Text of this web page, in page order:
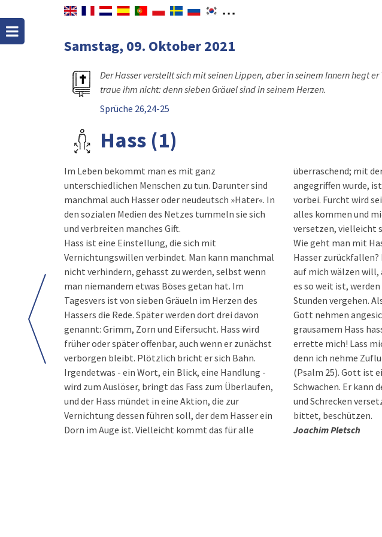
Samstag, 09. Oktober 2021
Der Hasser verstellt sich mit seinen Lippen, aber in seinem Innern hegt
traue ihm nicht: denn sieben Gräuel sind in seinem Herzen.
Sprüche 26,24-25
Hass (1)
Im Leben bekommt man es mit ganz
unterschiedlichen Menschen zu tun. Darunter sind
manchmal auch Hasser oder neudeutsch »Hater«. In
den sozialen Medien des Netzes tummeln sie sich
und verbreiten manches Gift.
Hass ist eine Einstellung, die sich mit
Vernichtungswillen verbindet. Man kann manchmal
nicht verhindern, gehasst zu werden, selbst wenn
man niemandem etwas Böses getan hat. Im
Tagesvers ist von sieben Gräueln im Herzen des
Hassers die Rede. Später werden dort drei davon
genannt: Grimm, Zorn und Eifersucht. Hass wird
früher oder später offenbar, auch wenn er zunächst
verborgen bleibt. Plötzlich bricht er sich Bahn.
Irgendetwas - ein Wort, ein Blick, eine Handlung -
wird zum Auslöser, bringt das Fass zum Überlaufen,
und der Hass mündet in eine Aktion, die zur
Vernichtung dessen führen soll, der dem Hasser ein
Dorn im Auge ist. Vielleicht kommt das für alle
überraschend; mit
angegriffen wurde,
vorbei. Furcht wird
alles kommen und
versetzen, vielleicht
Wie geht man mit
Hasser
auf mich wälzen will,
es so weit ist,
Stunden vergehen.
Gott nehmen
grausamem Hass
errette mich! Lass
denn ich nehme
(Psalm 25). Gott ist
Schwachen. Er kann
und Schrecken
bittet, beschützen.
Joachim Pletsch